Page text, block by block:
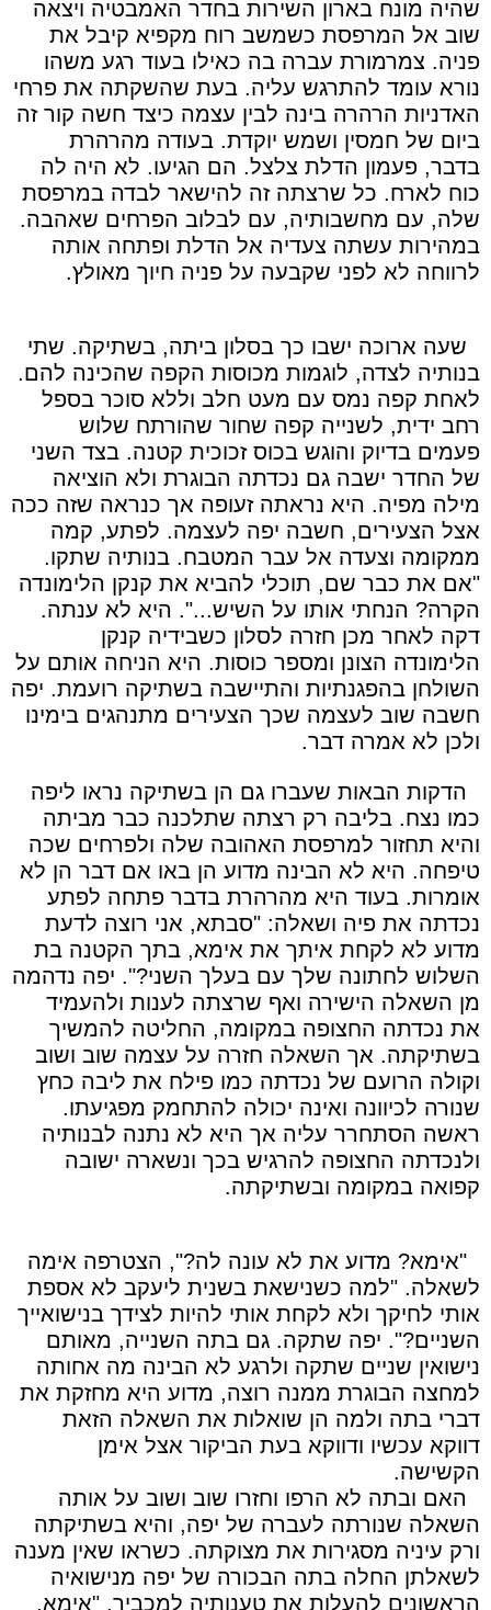
שהיה מונח בארון השירות בחדר האמבטיה ויצאה
שוב אל המרפסת כשמשב רוח מקפיא קיבל את
פניה. צמרמורת עברה בה כאילו בעוד רגע משהו
נורא עומד להתרגש עליה. בעת שהשקתה את פרחי
האדניות הרהרה בינה לבין עצמה כיצד חשה קור זה
ביום של חמסין ושמש יוקדת. בעודה מהרהרת
בדבר, פעמון הדלת צלצל. הם הגיעו. לא היה לה
כוח לארח. כל שרצתה זה להישאר לבדה במרפסת
שלה, עם מחשבותיה, עם לבלוב הפרחים שאהבה.
במהירות עשתה צעדיה אל הדלת ופתחה אותה
לרווחה לא לפני שקבעה על פניה חיוך מאולץ.
שעה ארוכה ישבו כך בסלון ביתה, בשתיקה. שתי
בנותיה לצדה, לוגמות מכוסות הקפה שהכינה להם.
לאחת קפה נמס עם מעט חלב וללא סוכר בספל
רחב ידית, לשנייה קפה שחור שהורתח שלוש
פעמים בדיוק והוגש בכוס זכוכית קטנה. בצד השני
של החדר ישבה גם נכדתה הבוגרת ולא הוציאה
מילה מפיה. היא נראתה זעופה אך כנראה שזה ככה
אצל הצעירים, חשבה יפה לעצמה. לפתע, קמה
ממקומה וצעדה אל עבר המטבח. בנותיה שתקו.
"אם את כבר שם, תוכלי להביא את קנקן הלימונדה
הקרה? הנחתי אותו על השיש...". היא לא ענתה.
דקה לאחר מכן חזרה לסלון כשבידיה קנקן
הלימונדה הצונן ומספר כוסות. היא הניחה אותם על
השולחן בהפגנתיות והתיישבה בשתיקה רועמת. יפה
חשבה שוב לעצמה שכך הצעירים מתנהגים בימינו
ולכן לא אמרה דבר.
הדקות הבאות שעברו גם הן בשתיקה נראו ליפה
כמו נצח. בליבה רק רצתה שתלכנה כבר מביתה
והיא תחזור למרפסת האהובה שלה ולפרחים שכה
טיפחה. היא לא הבינה מדוע הן באו אם דבר הן לא
אומרות. בעוד היא מהרהרת בדבר פתחה לפתע
נכדתה את פיה ושאלה: "סבתא, אני רוצה לדעת
מדוע לא לקחת איתך את אימא, בתך הקטנה בת
השלוש לחתונה שלך עם בעלך השני?". יפה נדהמה
מן השאלה הישירה ואף שרצתה לענות ולהעמיד
את נכדתה החצופה במקומה, החליטה להמשיך
בשתיקתה. אך השאלה חזרה על עצמה שוב ושוב
וקולה הרועם של נכדתה כמו פילח את ליבה כחץ
שנורה לכיוונה ואינה יכולה להתחמק מפגיעתו.
ראשה הסתחרר עליה אך היא לא נתנה לבנותיה
ולנכדתה החצופה להרגיש בכך ונשארה ישובה
קפואה במקומה ובשתיקתה.
"אימא? מדוע את לא עונה לה?", הצטרפה אימה
לשאלה. "למה כשנישאת בשנית ליעקב לא אספת
אותי לחיקך ולא לקחת אותי להיות לצידך בנישואייך
השניים?". יפה שתקה. גם בתה השנייה, מאותם
נישואין שניים שתקה ולרגע לא הבינה מה אחותה
למחצה הבוגרת ממנה רוצה, מדוע היא מחזקת את
דברי בתה ולמה הן שואלות את השאלה הזאת
דווקא עכשיו ודווקא בעת הביקור אצל אימן
הקשישה.
האם ובתה לא הרפו וחזרו שוב ושוב על אותה
השאלה שנורתה לעברה של יפה, והיא בשתיקתה
ורק עיניה מסגירות את מצוקתה. כשראו שאין מענה
לשאלתן החלה בתה הבכורה של יפה מנישואיה
הראשונים להעלות את טענותיה למכביר. "אימא,